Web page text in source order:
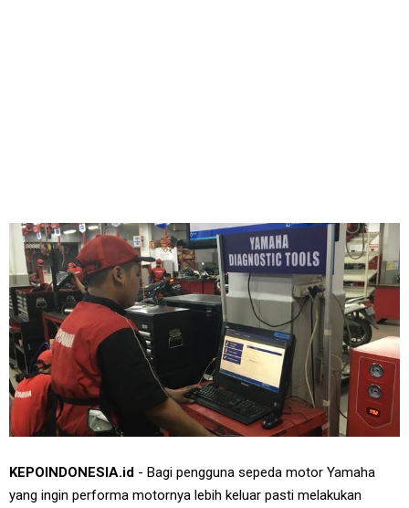
KEPOINDONESIA.id - Bagi pengguna sepeda motor Yamaha
yang ingin performa motornya lebih keluar pasti melakukan